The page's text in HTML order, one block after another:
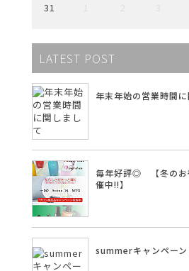
31
LATEST POST
年末年始の営業時間
毎年好評◎ 【冬のお
催中!!】
summerキャンペー